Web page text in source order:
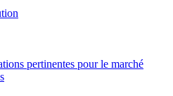
pertinentes pour le marché